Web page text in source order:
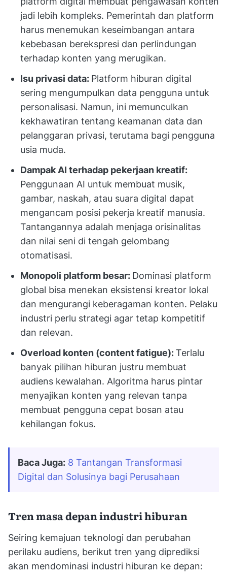
jadi lebih kompleks. Pemerintah dan platform
harus menemukan keseimbangan antara
kebebasan berekspresi dan perlindungan
terhadap konten yang merugikan.
Isu privasi data: Platform hiburan digital
sering mengumpulkan data pengguna untuk
personalisasi. Namun, ini memunculkan
kekhawatiran tentang keamanan data dan
pelanggaran privasi, terutama bagi pengguna
usia muda.
Dampak AI terhadap pekerjaan kreatif:
Penggunaan AI untuk membuat musik,
gambar, naskah, atau suara digital dapat
mengancam posisi pekerja kreatif manusia.
Tantangannya adalah menjaga orisinalitas
dan nilai seni di tengah gelombang
otomatisasi.
Monopoli platform besar: Dominasi platform
global bisa menekan eksistensi kreator lokal
dan mengurangi keberagaman konten. Pelaku
industri perlu strategi agar tetap kompetitif
dan relevan.
Overload konten (content fatigue):Terlalu
banyak pilihan hiburan justru membuat
audiens kewalahan. Algoritma harus pintar
menyajikan konten yang relevan tanpa
membuat pengguna cepat bosan atau
kehilangan fokus.
Baca Juga: 8 Tantangan Transformasi
Digital dan Solusinya bagi Perusahaan
Tren masa depan industri hiburan
Seiring kemajuan teknologi dan perubahan
perilaku audiens, berikut tren yang diprediksi
akan mendominasi industri hiburan ke depan: